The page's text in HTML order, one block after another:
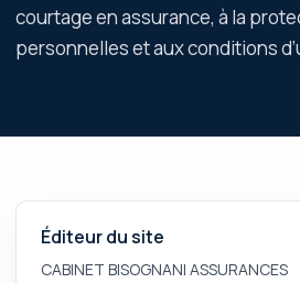
courtage en assurance, à la
personnelles et aux conditions
Éditeur du site
CABINET BISOGNANI ASSURANCES